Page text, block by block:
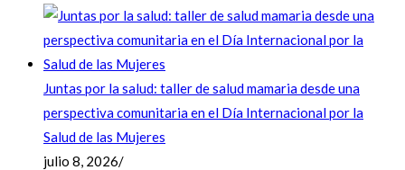
Juntas por la salud: taller de salud mamaria desde una
perspectiva comunitaria en el Día Internacional por la
Salud de las Mujeres
julio 8, 2026/